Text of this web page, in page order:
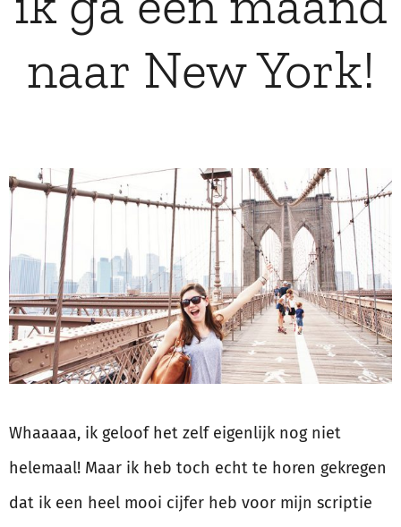
naar New York!
Whaaaaa, ik geloof het zelf eigenlijk nog niet
helemaal! Maar ik heb toch echt te horen gekregen
dat ik een heel mooi cijfer heb voor mijn scriptie